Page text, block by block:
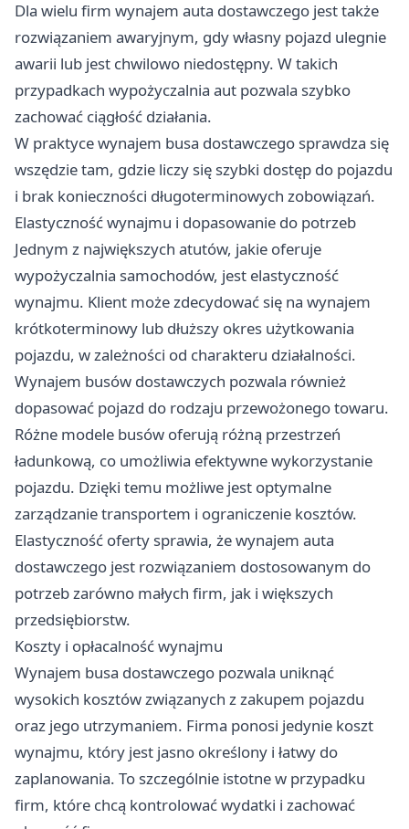
Dla wielu firm wynajem auta dostawczego jest także
rozwiązaniem awaryjnym, gdy własny pojazd ulegnie
awarii lub jest chwilowo niedostępny. W takich
przypadkach wypożyczalnia aut pozwala szybko
zachować ciągłość działania.
W praktyce wynajem busa dostawczego sprawdza się
wszędzie tam, gdzie liczy się szybki dostęp do pojazdu
i brak konieczności długoterminowych zobowiązań.
Elastyczność wynajmu i dopasowanie do potrzeb
Jednym z największych atutów, jakie oferuje
wypożyczalnia samochodów, jest elastyczność
wynajmu. Klient może zdecydować się na wynajem
krótkoterminowy lub dłuższy okres użytkowania
pojazdu, w zależności od charakteru działalności.
Wynajem busów dostawczych pozwala również
dopasować pojazd do rodzaju przewożonego towaru.
Różne modele busów oferują różną przestrzeń
ładunkową, co umożliwia efektywne wykorzystanie
pojazdu. Dzięki temu możliwe jest optymalne
zarządzanie transportem i ograniczenie kosztów.
Elastyczność oferty sprawia, że wynajem auta
dostawczego jest rozwiązaniem dostosowanym do
potrzeb zarówno małych firm, jak i większych
przedsiębiorstw.
Koszty i opłacalność wynajmu
Wynajem busa dostawczego pozwala uniknąć
wysokich kosztów związanych z zakupem pojazdu
oraz jego utrzymaniem. Firma ponosi jedynie koszt
wynajmu, który jest jasno określony i łatwy do
zaplanowania. To szczególnie istotne w przypadku
firm, które chcą kontrolować wydatki i zachować